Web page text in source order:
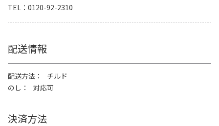
TEL
0120-92-2310
配送情報
配送方法
チルド
のし
対応可
決済方法